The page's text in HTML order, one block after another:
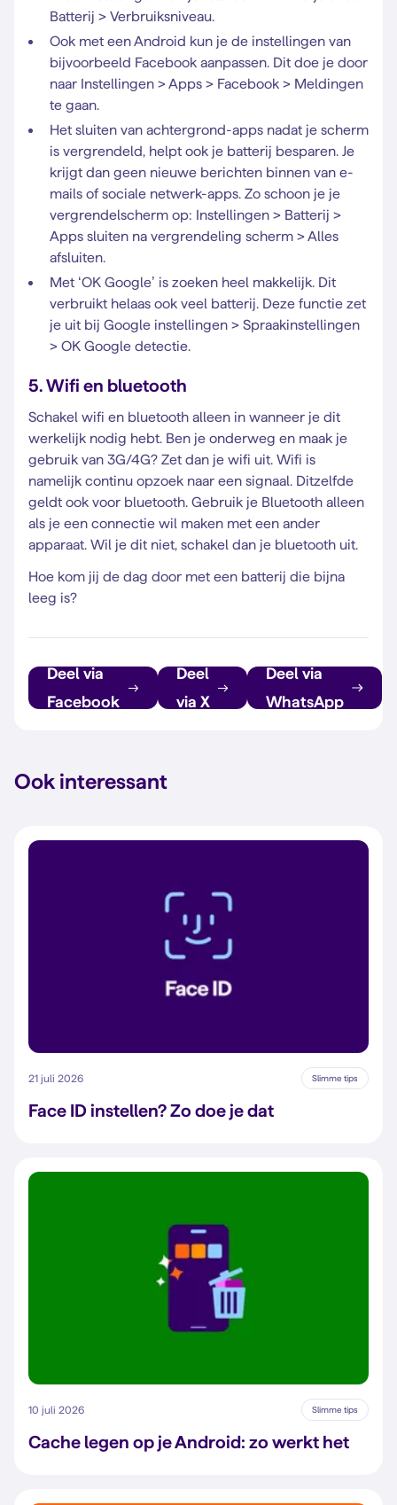
Batterij > Verbruiksniveau.
Ook met een Android kun je de instellingen van
bijvoorbeeld Facebook aanpassen. Dit doe je door
naar Instellingen > Apps > Facebook > Meldingen
te gaan.
Het sluiten van achtergrond-apps nadat je scherm
is vergrendeld, helpt ook je batterij besparen. Je
krijgt dan geen nieuwe berichten binnen van e-
mails of sociale netwerk-apps. Zo schoon je je
vergrendelscherm op: Instellingen > Batterij >
Apps sluiten na vergrendeling scherm > Alles
afsluiten.
Met ‘OK Google’ is zoeken heel makkelijk. Dit
verbruikt helaas ook veel batterij. Deze functie zet
je uit bij Google instellingen > Spraakinstellingen
> OK Google detectie.
5. Wifi en bluetooth
Schakel wifi en bluetooth alleen in wanneer je dit
werkelijk nodig hebt. Ben je onderweg en maak je
gebruik van 3G/4G? Zet dan je wifi uit. Wifi is
namelijk continu opzoek naar een signaal. Ditzelfde
geldt ook voor bluetooth. Gebruik je Bluetooth alleen
als je een connectie wil maken met een ander
apparaat. Wil je dit niet, schakel dan je bluetooth uit.
Hoe kom jij de dag door met een batterij die bijna
leeg is?
Deel via
Facebook
Deel
via X
Deel via
WhatsApp
Ook interessant
21 juli 2026 Slimme tips
Face ID instellen? Zo doe je dat
10 juli 2026 Slimme tips
Cache legen op je Android: zo werkt het